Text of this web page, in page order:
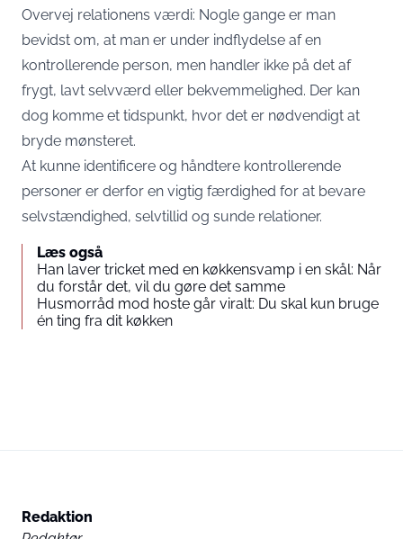
Overvej relationens værdi: Nogle gange er man
bevidst om, at man er under indflydelse af en
kontrollerende person, men handler ikke på det af
frygt, lavt selvværd eller bekvemmelighed. Der kan
dog komme et tidspunkt, hvor det er nødvendigt at
bryde mønsteret.
At kunne identificere og håndtere kontrollerende
personer er derfor en vigtig færdighed for at bevare
selvstændighed, selvtillid og sunde relationer.
Læs også
Han laver tricket med en køkkensvamp i en skål: Når
du forstår det, vil du gøre det samme
Husmorråd mod hoste går viralt: Du skal kun bruge
én ting fra dit køkken
Redaktion